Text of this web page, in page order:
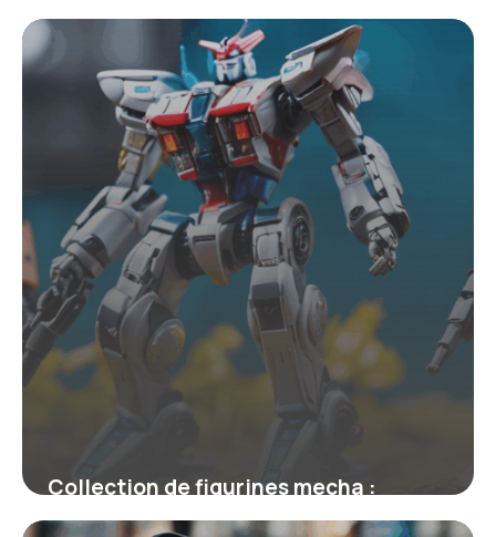
Collection de figurines mecha :
explorez l’univers des robots de